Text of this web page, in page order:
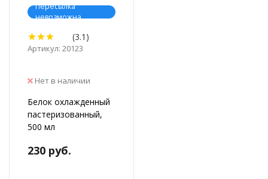
Пересылка
невозможна
(3.1)
Артикул: 20123
Нет в наличии
Белок охлажденный
пастеризованный,
500 мл
230 руб.